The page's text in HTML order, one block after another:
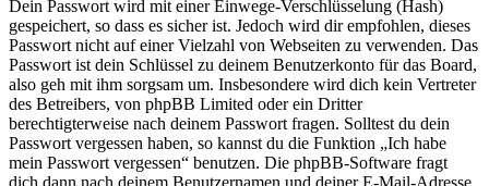
Dein Passwort wird mit einer Einwege-Verschlüsselung (Hash)
gespeichert, so dass es sicher ist. Jedoch wird dir empfohlen, dieses
Passwort nicht auf einer Vielzahl von Webseiten zu verwenden. Das
Passwort ist dein Schlüssel zu deinem Benutzerkonto für das Board,
also geh mit ihm sorgsam um. Insbesondere wird dich kein Vertreter
des Betreibers, von phpBB Limited oder ein Dritter
berechtigterweise nach deinem Passwort fragen. Solltest du dein
Passwort vergessen haben, so kannst du die Funktion „Ich habe
mein Passwort vergessen“ benutzen. Die phpBB-Software fragt